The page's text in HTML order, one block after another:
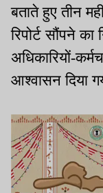
बताते हुए तीन
रिपोर्ट सौंपने का
अधिकारियों-
आश्वासन दिया